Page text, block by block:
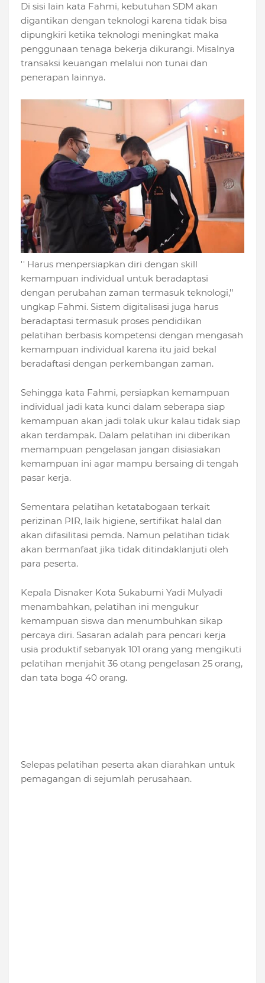
Di sisi lain kata Fahmi, kebutuhan SDM akan
digantikan dengan teknologi karena tidak bisa
dipungkiri ketika teknologi meningkat maka
penggunaan tenaga bekerja dikurangi. Misalnya
transaksi keuangan melalui non tunai dan
penerapan lainnya.
'' Harus menpersiapkan diri dengan skill
kemampuan individual untuk beradaptasi
dengan perubahan zaman termasuk teknologi,''
ungkap Fahmi. Sistem digitalisasi juga harus
beradaptasi termasuk proses pendidikan
pelatihan berbasis kompetensi dengan mengasah
kemampuan individual karena itu jaid bekal
beradaftasi dengan perkembangan zaman.
Sehingga kata Fahmi, persiapkan kemampuan
individual jadi kata kunci dalam seberapa siap
kemampuan akan jadi tolak ukur kalau tidak siap
akan terdampak. Dalam pelatihan ini diberikan
memampuan pengelasan jangan disiasiakan
kemampuan ini agar mampu bersaing di tengah
pasar kerja.
Sementara pelatihan ketatabogaan terkait
perizinan PIR, laik higiene, sertifikat halal dan
akan difasilitasi pemda. Namun pelatihan tidak
akan bermanfaat jika tidak ditindaklanjuti oleh
para peserta.
Kepala Disnaker Kota Sukabumi Yadi Mulyadi
menambahkan, pelatihan ini mengukur
kemampuan siswa dan menumbuhkan sikap
percaya diri. Sasaran adalah para pencari kerja
usia produktif sebanyak 101 orang yang mengikuti
pelatihan menjahit 36 otang pengelasan 25 orang,
dan tata boga 40 orang.
Selepas pelatihan peserta akan diarahkan untuk
pemagangan di sejumlah perusahaan.